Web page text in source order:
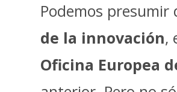
Podemos presumir
de la innovación,
Oficina Europea